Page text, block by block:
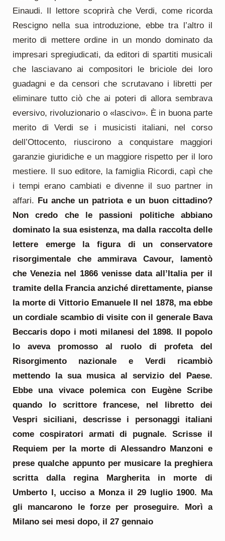
Einaudi. Il lettore scoprirà che Verdi, come ricorda
Rescigno nella sua introduzione, ebbe tra l’altro il
merito di mettere ordine in un mondo dominato da
impresari spregiudicati, da editori di spartiti musicali
che lasciavano ai compositori le briciole dei loro
guadagni e da censori che scrutavano i libretti per
eliminare tutto ciò che ai poteri di allora sembrava
eversivo, rivoluzionario o «lascivo». È in buona parte
merito di Verdi se i musicisti italiani, nel corso
dell’Ottocento, riuscirono a conquistare maggiori
garanzie giuridiche e un maggiore rispetto per il loro
mestiere. Il suo editore, la famiglia Ricordi, capì che
i tempi erano cambiati e divenne il suo partner in
affari. Fu anche un patriota e un buon cittadino?
Non credo che le passioni politiche abbiano
dominato la sua esistenza, ma dalla raccolta delle
lettere emerge la figura di un conservatore
risorgimentale che ammirava Cavour, lamentò
che Venezia nel 1866 venisse data all’Italia per il
tramite della Francia anziché direttamente, pianse
la morte di Vittorio Emanuele II nel 1878, ma ebbe
un cordiale scambio di visite con il generale Bava
Beccaris dopo i moti milanesi del 1898.
Il popolo
lo aveva promosso al ruolo di profeta del
Risorgimento nazionale e Verdi ricambiò
mettendo la sua musica al servizio del Paese.
Ebbe una vivace polemica con Eugène Scribe
quando lo scrittore francese, nel libretto dei
Vespri siciliani, descrisse i personaggi italiani
come cospiratori armati di pugnale. Scrisse il
Requiem per la morte di Alessandro Manzoni e
prese qualche appunto per musicare la preghiera
scritta dalla regina Margherita in morte di
Umberto I, ucciso a Monza il 29 luglio 1900. Ma
gli mancarono le forze per proseguire. Morì a
Milano sei mesi dopo, il 27 gennaio